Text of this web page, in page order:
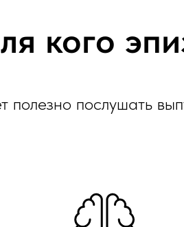
кого
полезно послушать